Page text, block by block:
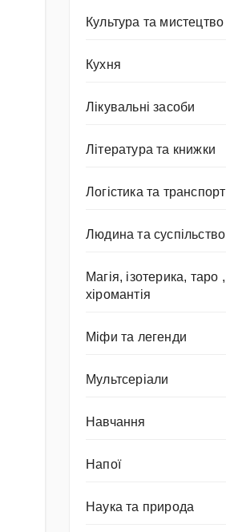
Культура та мистецтво
Кухня
Лікувальні засоби
Література та книжки
Логістика та транспорт
Людина та суспільство
Магія, ізотерика, таро ,
хіромантія
Міфи та легенди
Мультсеріали
Навчання
Напої
Наука та природа